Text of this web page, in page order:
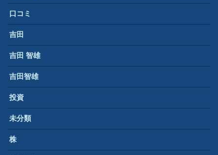
口コミ
吉田
吉田 智雄
吉田智雄
投資
未分類
株